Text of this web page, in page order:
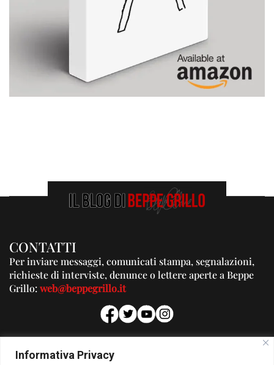
Informativa Privacy
CONTATTI
Per inviare messaggi, comunicati stampa, segnalazioni,
richieste di interviste, denunce o lettere aperte a Beppe
Grillo:web@beppegrillo.it
PUBBLICITA'